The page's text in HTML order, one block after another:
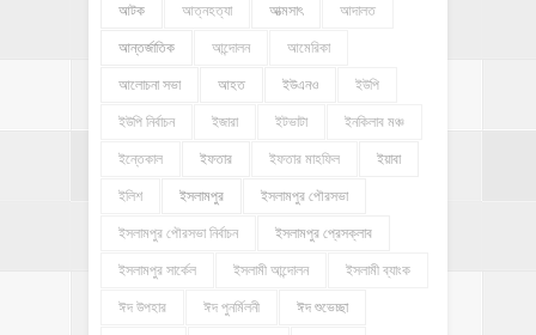
আটক আত্নহত্যা আত্মসাৎ আদালত
আন্তর্জাতিক আন্দোলন আমেরিকা
আলোচনা সভা আহত ইউএনও ইউপি
ইউপি নির্বাচন ইজারা ইটভাটা ইনকিলাব মঞ্চ
ইন্তেকাল ইফতার ইফতার মাহফিল ইয়াবা
ইলিশ ইসলামপুর ইসলামপুর পৌরসভা
ইসলামপুর পৌরসভা নির্বাচন ইসলামপুর প্রেসক্লাব
ইসলামপুর সার্কেল ইসলামী আন্দোলন ইসলামী ব্যাংক
ঈদ উপহার ঈদ পুনর্মিলনী ঈদ শুভেচ্ছা